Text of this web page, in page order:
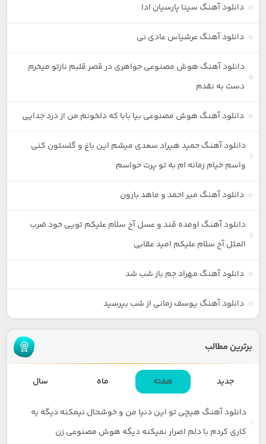
دانلود آهنگ سینا پارسیان ادا
دانلود آهنگ عرشیاس عادی نی
دانلود آهنگ هوش مصنوعی جواهری در قصر قلبم نازتو میخرم
دست به نقدم
دانلود آهنگ هوش مصنوعی بیا بابا که دلخونم من از درد جدایی
دانلود آهنگ حمید هیراد سعدی میشم این باغ و گلستون کنی
واسم خیام زمانه ام به تو پرت حواسم
دانلود آهنگ میر احمد و ماهد بارون
دانلود آهنگ اومده قند و عسل آخ سلام علیکم تویی خود ضرب
المثل آخ سلام علیکم امید عقابی
دانلود آهنگ مهراد جم باز شب شد
دانلود آهنگ یوسف زمانی از شب بپرسید
برترین مطالب
جدید هفته ماه سال
دانلود آهنگ هیچی تو این دنیا من و خوشحال نیمکنه دیگه یه
کاری کردم با دلم اصرار نمیکنه دیگه هوش مصنوعی زن